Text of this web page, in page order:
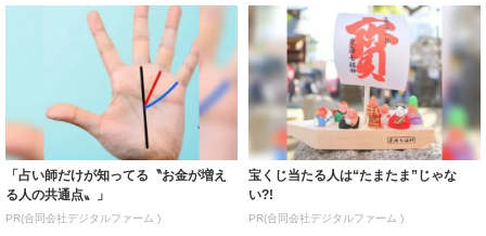
「占い師だけが知ってる〝お金が増え
る人の共通点〟」
PR(合同会社デジタルファーム )
宝くじ当たる人は“たまたま”じゃな
い?!
PR(合同会社デジタルファーム )